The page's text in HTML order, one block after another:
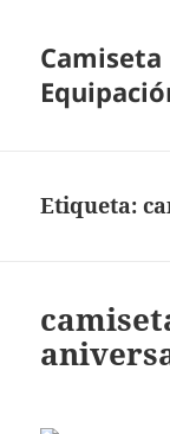
Camiseta
Etiqueta: